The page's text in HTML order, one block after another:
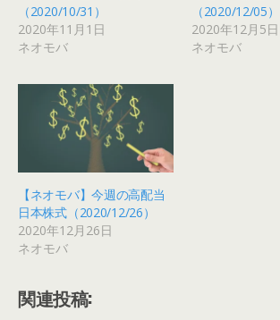
（2020/10/31）
2020年11月1日
ネオモバ
（2020/12/05）
2020年12月5日
ネオモバ
【ネオモバ】今週の高配当
日本株式（2020/12/26）
2020年12月26日
ネオモバ
関連投稿: